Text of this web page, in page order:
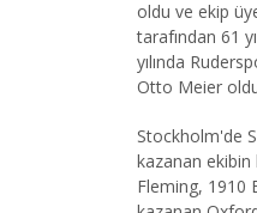
oldu ve ekip
tarafından 61
yılında
Otto Meier
Stockholm'de
kazanan ekibin
Fleming, 1910